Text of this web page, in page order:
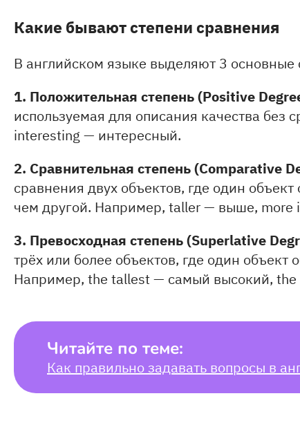
Какие бывают степени сравнения
В английском языке выделяют 3 основные
1. Положительная степень (Positive
используемая для описания качества
interesting — интересный.
2. Сравнительная степень (Comparative
сравнения двух объектов, где один
чем другой. Например, taller — выше, more
3. Превосходная степень (Superlative
трёх или более объектов, где один
Например, the tallest — самый высокий,
Читайте по теме:
Как правильно задавать вопросы в